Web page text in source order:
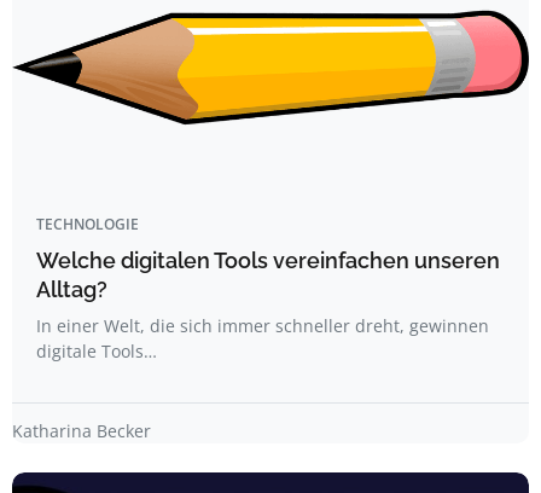
TECHNOLOGIE
Welche digitalen Tools vereinfachen unseren
Alltag?
In einer Welt, die sich immer schneller dreht, gewinnen
digitale Tools…
Katharina Becker